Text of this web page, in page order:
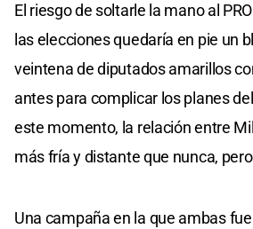
El riesgo de soltarle la mano al
las elecciones quedaría en pie un
veintena de diputados amarillos
antes para complicar los planes
este momento, la relación entre
más fría y distante que nunca,
Una campaña en la que ambas